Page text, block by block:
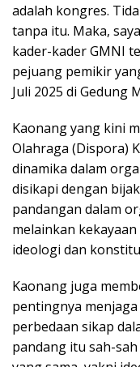
adalah kongres.
tanpa itu. Maka,
kader-kader GMNI
pejuang pemikir
Juli 2025 di Gedung
Kaonang yang kini
Olahraga (Dispora)
dinamika dalam
disikapi dengan
pandangan dalam
melainkan
ideologi dan
Kaonang juga
pentingnya
perbedaan sikap
pandang itu sah-